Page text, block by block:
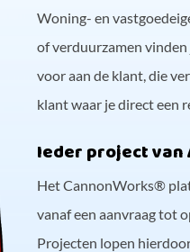
Woning- en
of verduurzamen
voor aan de klant, die
klant waar je direct een
Ieder project van
Het CannonWorks®
vanaf een aanvraag tot
Projecten lopen